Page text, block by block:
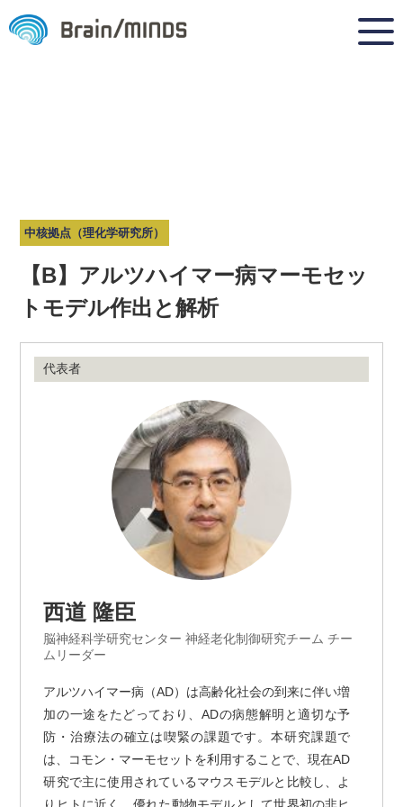
中核拠点（理化学研究所）
【B】アルツハイマー病マーモセッ
トモデル作出と解析
代表者
西道 隆臣
脳神経科学研究センター 神経老化制御研究チーム チー
ムリーダー
アルツハイマー病（AD）は高齢化社会の到来に伴い増
加の一途をたどっており、ADの病態解明と適切な予
防・治療法の確立は喫緊の課題です。本研究課題で
は、コモン・マーモセットを利用することで、現在AD
研究で主に使用されているマウスモデルと比較し、よ